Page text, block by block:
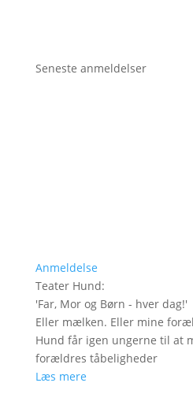
Seneste anmeldelser
Anmeldelse
Teater Hund:
'Far, Mor og Børn - hver dag!'
Eller mælken. Eller mine
Hund får igen ungerne til at
forældres tåbeligheder
Læs mere